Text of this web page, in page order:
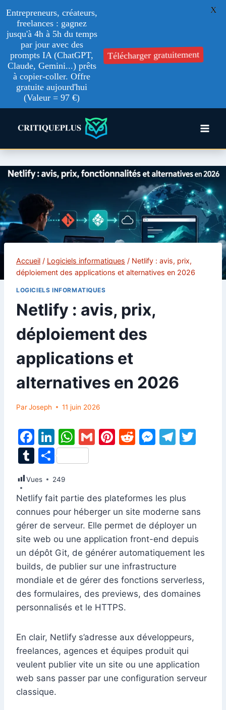
Accueil / Logiciels informatiques / Netlify : avis, prix,
déploiement des applications et alternatives en 2026
LOGICIELS INFORMATIQUES
Netlify : avis, prix,
déploiement des
applications et
alternatives en 2026
ParJoseph 11 juin 2026
F
a
c
e
b
o
o
k
Li
n
k
e
dI
n
W
h
at
A
p
p
G
Pi
st
R
t
M
e
n
g
er
T
a
m
T
m
bl
r
P
ar
ta
g
er
Vues 249
Netlify fait partie des plateformes les plus
connues pour héberger un site moderne sans
gérer de serveur. Elle permet de déployer un
site web ou une application front-end depuis
un dépôt Git, de générer automatiquement les
builds, de publier sur une infrastructure
mondiale et de gérer des fonctions serverless,
des formulaires, des previews, des domaines
personnalisés et le HTTPS.
En clair, Netlify s’adresse aux développeurs,
freelances, agences et équipes produit qui
veulent publier vite un site ou une application
web sans passer par une configuration serveur
classique.
Entrepreneurs, créateurs,
freelances : gagnez
jusqu'à 4h à 5h du temps
par jour avec des
prompts IA (ChatGPT,
Claude, Gemini...) prêts
à copier-coller. Offre
gratuite aujourd'hui
(Valeur = 97 €)
Télécharger gratuitement
X